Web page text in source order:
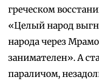
греческом
«Целый народ
народа через
занимателен». А
параличом,